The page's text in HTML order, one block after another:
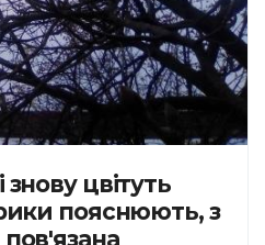
цвітуть
пояснюють, з